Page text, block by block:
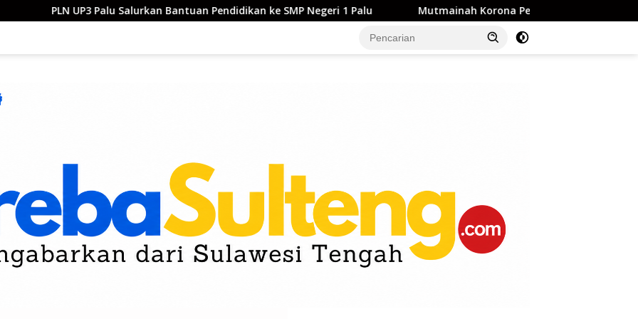
Salurkan Bantuan Pendidikan ke SMP Negeri 1 Palu Mutmainah Korona Pertanyakan Penghentian Perkara Dugaan